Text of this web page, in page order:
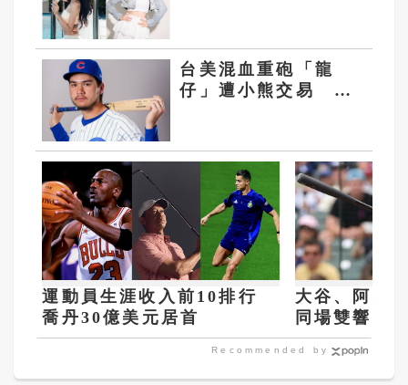
台美混血重砲「龍
仔」遭小熊交易 轉
運動員生涯收入前10排行
喬丹30億美元居首
大谷、阿姆
同場雙響
持續升溫
Recommended by